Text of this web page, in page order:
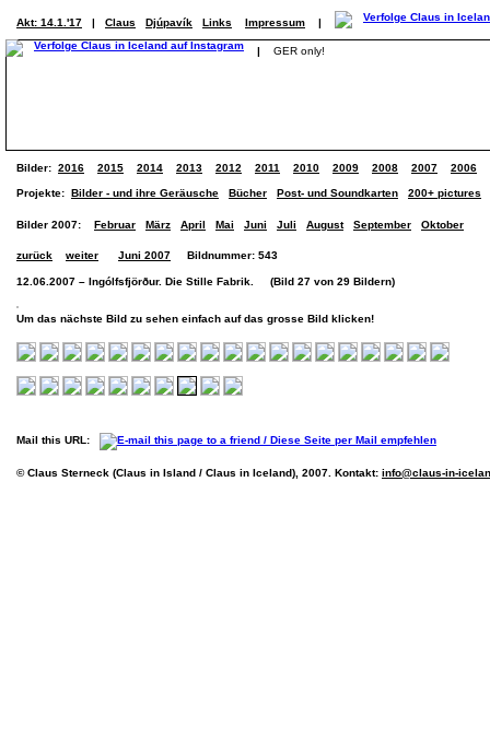
Akt: 14.1.'17 | Claus Djúpavík Links Impressum |
| GER only!
Bilder: 2016 2015 2014 2013 2012 2011 2010 2009 2008 2007 2006
Projekte: Bilder - und ihre Geräusche Bücher Post- und Soundkarten 200+ pictures
Bilder 2007: Februar März April Mai Juni Juli August September Oktober
zurück weiter Juni 2007 Bildnummer: 543
12.06.2007 – Ingólfsfjörður. Die Stille Fabrik. (Bild 27 von 29 Bildern)
Um das nächste Bild zu sehen einfach auf das grosse Bild klicken!
Mail this URL:
© Claus Sterneck (Claus in Island / Claus in Iceland), 2007. Kontakt: info@claus-in-